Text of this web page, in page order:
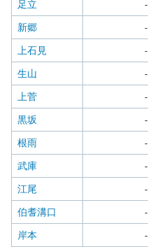
足立 -
新郷 -
上石見 -
生山 -
上菅 -
黒坂 -
根雨 -
武庫 -
江尾 -
伯耆溝口 -
岸本 -